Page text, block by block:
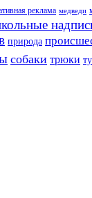
реклама медведи
природа
собаки трюки